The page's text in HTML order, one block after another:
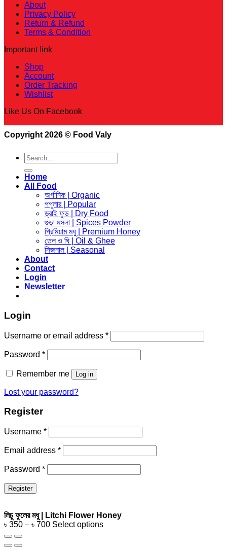
About
Privacy Policy
Return & Refund
Terms & Condition
Important link
Shop
Account
Order Tracking
Wishlist
Like Us On Facebook
Copyright 2026 © Food Valy
Search
for:
Home
All Food
অর্গানিক | Organic
পপুলার | Popular
ড্রাই ফুড | Dry Food
গুড়া মসলা | Spices Powder
প্রিমিয়াম মধু | Premium Honey
তেল ও ঘি | Oil & Ghee
সিজনাল | Seasonal
About
Contact
Login
Newsletter
Login
Username or email address *
Password *
Remember me Log in
Lost your password?
Register
Username *
Email address *
Password *
Register
লিচু ফুলের মধু | Litchi Flower Honey
৳ 350 – ৳ 700 Select options